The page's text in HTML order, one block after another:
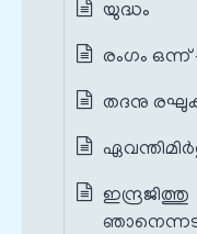
യുദ്ധം
രംഗം ഒന്ന്
തദനു
ഇന്ദ്രജിത്തു